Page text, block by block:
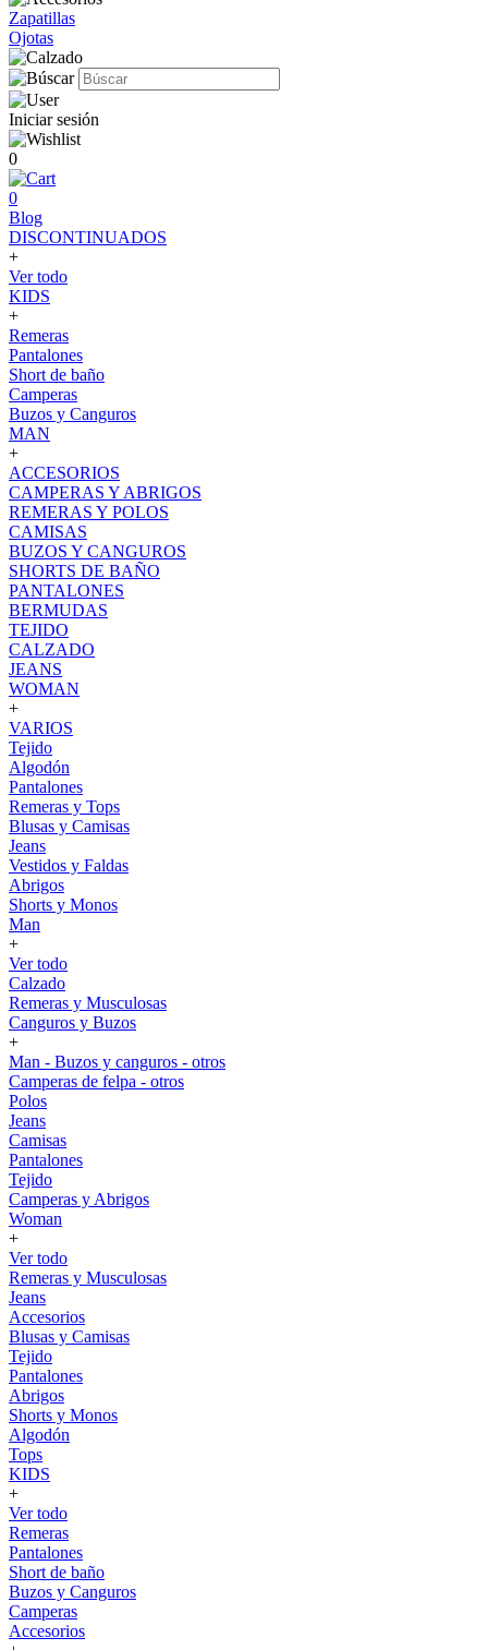
Zapatillas
Ojotas
Iniciar sesión
0
0
Blog
DISCONTINUADOS
+
Ver todo
KIDS
+
Remeras
Pantalones
Short de baño
Camperas
Buzos y Canguros
MAN
+
ACCESORIOS
CAMPERAS Y ABRIGOS
REMERAS Y POLOS
CAMISAS
BUZOS Y CANGUROS
SHORTS DE BAÑO
PANTALONES
BERMUDAS
TEJIDO
CALZADO
JEANS
WOMAN
+
VARIOS
Tejido
Algodón
Pantalones
Remeras y Tops
Blusas y Camisas
Jeans
Vestidos y Faldas
Abrigos
Shorts y Monos
Man
+
Ver todo
Calzado
Remeras y Musculosas
Canguros y Buzos
+
Man - Buzos y canguros - otros
Camperas de felpa - otros
Polos
Jeans
Camisas
Pantalones
Tejido
Camperas y Abrigos
Woman
+
Ver todo
Remeras y Musculosas
Jeans
Accesorios
Blusas y Camisas
Tejido
Pantalones
Abrigos
Shorts y Monos
Algodón
Tops
KIDS
+
Ver todo
Remeras
Pantalones
Short de baño
Buzos y Canguros
Camperas
Accesorios